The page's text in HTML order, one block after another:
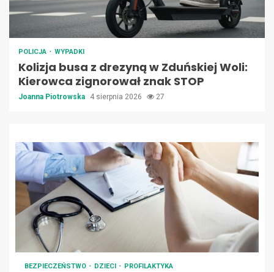
POLICJA WYPADKI
Kolizja busa z drezyną w Zduńskiej Woli:
Kierowca zignorował znak STOP
Joanna Piotrowska 4 sierpnia 2026 27
BEZPIECZEŃSTWO DZIECI PROFILAKTYKA